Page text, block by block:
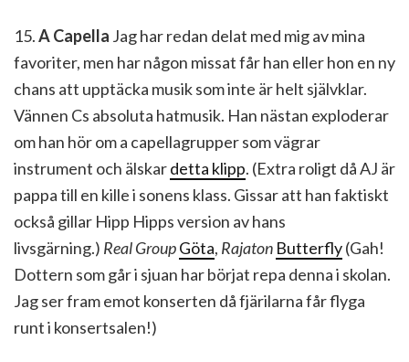
15.A Capella Jag har redan delat med mig av mina
favoriter, men har någon missat får han eller hon en ny
chans att upptäcka musik som inte är helt självklar.
Vännen Cs absoluta hatmusik. Han nästan exploderar
om han hör om a capellagrupper som vägrar
instrument och älskardetta klipp. (Extra roligt då AJ är
pappa till en kille i sonens klass. Gissar att han faktiskt
också gillar Hipp Hipps version av hans
livsgärning.) Real GroupGöta, Rajaton Butterfly(Gah!
Dottern som går i sjuan har börjat repa denna i skolan.
Jag ser fram emot konserten då fjärilarna får flyga
runt i konsertsalen!)